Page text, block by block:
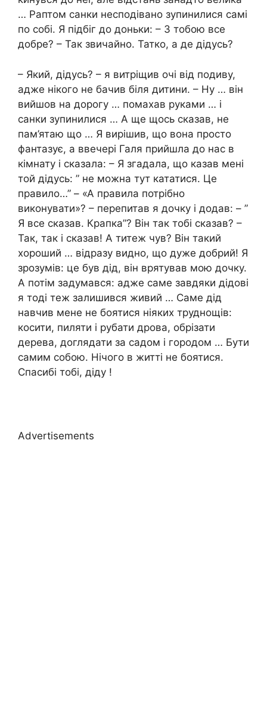
… Раптом санки несподівано зупинилися самі
по собі. Я підбіг до доньки: – З тобою все
добре? – Так звичайно. Татко, а де дідусь?
– Який, дідусь? – я витріщив очі від подиву,
адже нікого не бачив біля дитини. – Ну … він
вийшов на дорогу … помахав руками … і
санки зупинилися … А ще щось сказав, не
пам’ятаю що … Я вирішив, що вона просто
фантазує, а ввечері Галя прийшла до нас в
кімнату і сказала: – Я згадала, що казав мені
той дідусь: ” не можна тут кататися. Це
правило…” – «А правила потрібно
виконувати»? – перепитав я дочку і додав: – ”
Я все сказав. Крапка”? Він так тобі сказав? –
Так, так і сказав! А титеж чув? Він такий
хороший … відразу видно, що дуже добрий! Я
зрозумів: це був дід, він врятував мою дочку.
А потім задумався: адже саме завдяки дідові
я тоді теж залишився живий … Саме дід
навчив мене не боятися ніяких труднощів:
косити, пиляти і рубати дрова, обрізати
дерева, доглядати за садом і городом … Бути
самим собою. Нічого в житті не боятися.
Спасибі тобі, діду !
Advertisements